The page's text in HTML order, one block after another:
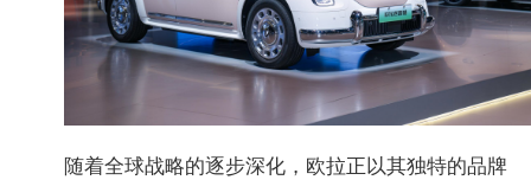
随着全球战略的逐步深化，欧拉正以其独特的品牌